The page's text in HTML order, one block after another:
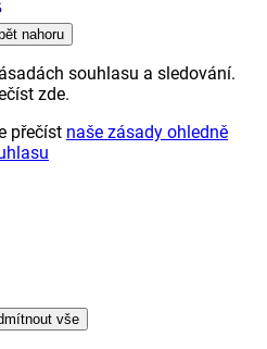
nahoru
souhlasu a sledování.
zde.
přečíst naše zásady ohledně
vše